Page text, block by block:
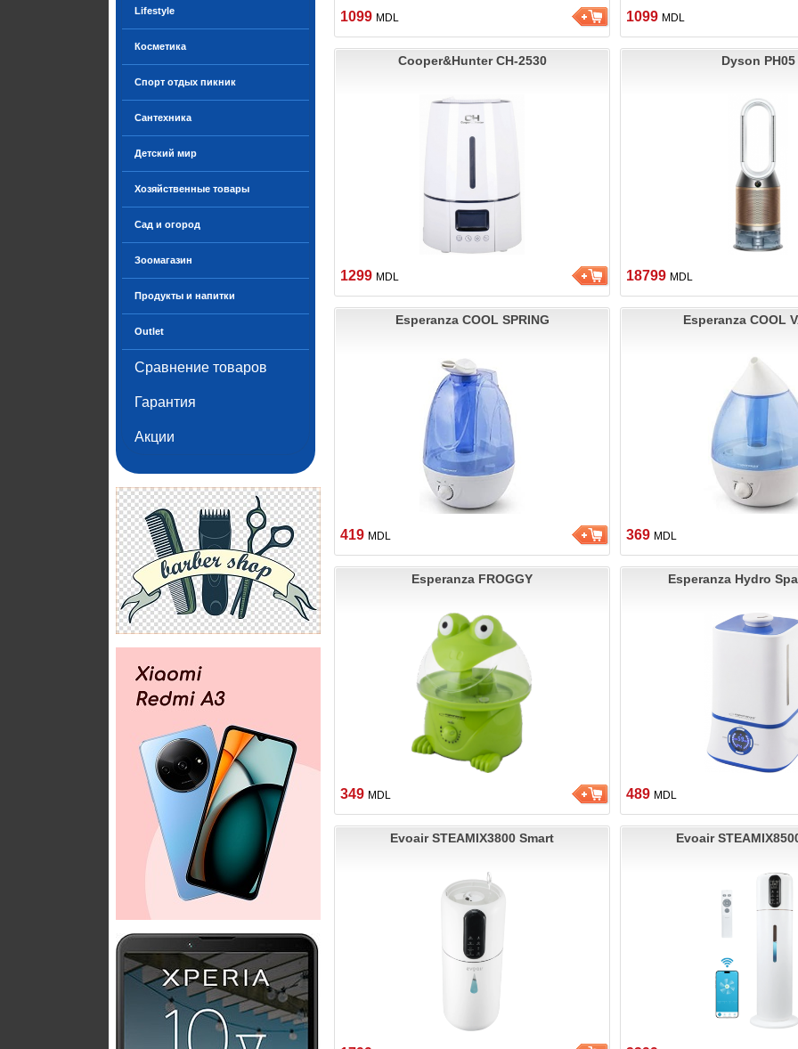
Lifestyle
Косметика
Спорт отдых пикник
Сантехника
Детский мир
Хозяйственные товары
Сад и огород
Зоомагазин
Продукты и напитки
Outlet
Сравнение товаров
Гарантия
Акции
1099 MDL 1099 MDL
Cooper&Hunter CH-2530
1299 MDL
Dyson PH05
18799 MDL
Esperanza COOL SPRING
419 MDL
Esperanza COOL
369 MDL
Esperanza FROGGY
349 MDL
Esperanza Hydro
489 MDL
Evoair STEAMIX3800 Smart Evoair